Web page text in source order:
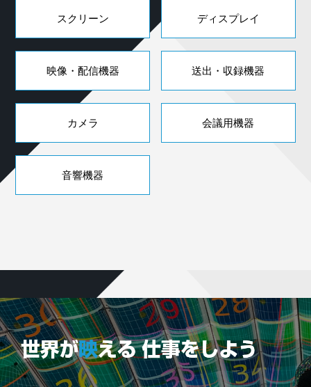
スクリーン ディスプレイ
映像・配信機器 送出・収録機器
カメラ 会議用機器
音響機器